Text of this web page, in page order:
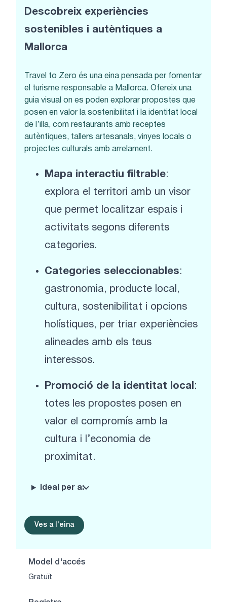
Descobreix experiències
sostenibles i autèntiques a
Mallorca
Travel to Zero és una eina pensada per fomentar
el turisme responsable a Mallorca. Ofereix una
guia visual on es poden explorar propostes que
posen en valor la sostenibilitat i la identitat local
de l’illa, com restaurants amb receptes
autèntiques, tallers artesanals, vinyes locals o
projectes culturals amb arrelament.
Mapa interactiu filtrable:
explora el territori amb un visor
que permet localitzar espais i
activitats segons diferents
categories.
Categories seleccionables:
gastronomia, producte local,
cultura, sostenibilitat i opcions
holístiques, per triar experiències
alineades amb els teus
interessos.
Promoció de la identitat local :
totes les propostes posen en
valor el compromís amb la
cultura i l’economia de
proximitat.
Ideal per a:
Ves a l'eina
Model d'accés
Gratuït